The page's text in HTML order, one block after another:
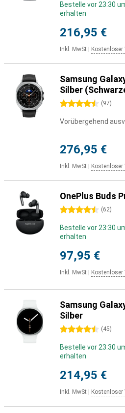
Bestelle vor 23:30
erhalten
216,95 €
Inkl. MwSt Kostenloser
Samsung
Silber
4.5 Sterne (97)
Vorübergehend
276,95 €
Inkl. MwSt Kostenloser
OnePlus Buds
4.5 Sterne (62)
Bestelle vor 23:30
erhalten
97,95 €
Inkl. MwSt Kostenloser
Samsung
Silber
4.5 Sterne (45)
Bestelle vor 23:30
erhalten
214,95 €
Inkl. MwSt Kostenloser